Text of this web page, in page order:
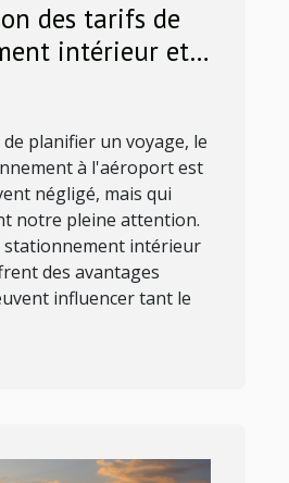
des tarifs de
intérieur et
aéroports
planifier un voyage, le
à l'aéroport est
négligé, mais qui
notre pleine attention.
stationnement intérieur
des avantages
influencer tant le